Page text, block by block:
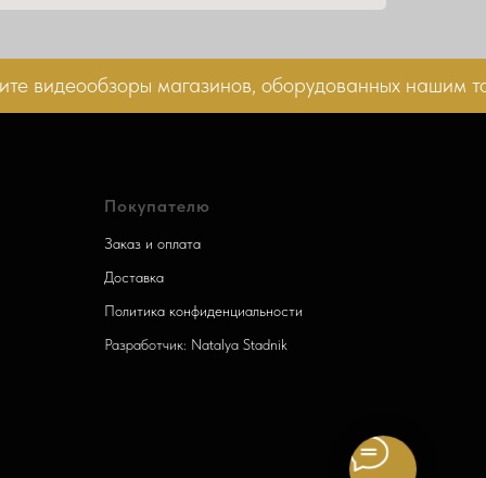
магазинов, оборудованных нашим
Покупателю
Заказ и оплата
Доставка
Политика конфиденциальности
Разработчик: Natalya Stadnik